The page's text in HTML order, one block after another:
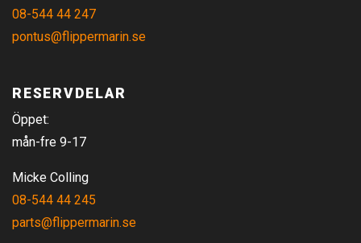
08-544 44 247
pontus@flippermarin.se
RESERVDELAR
Öppet:
mån-fre 9-17
Micke Colling
08-544 44 245
parts@flippermarin.se